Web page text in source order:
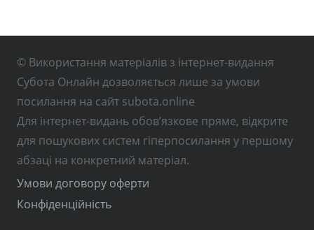
© Використання матеріалів з інтернет-видання
Субота Онлайн дозволяється лише за умови
посилання на сайт subota.online
Для інтернет-видань обов’язкове пряме, відкрите
для пошукових систем гіперпосилання у першому
абзаці на конкретний матеріал.
Умови договору оферти
Конфіденційність